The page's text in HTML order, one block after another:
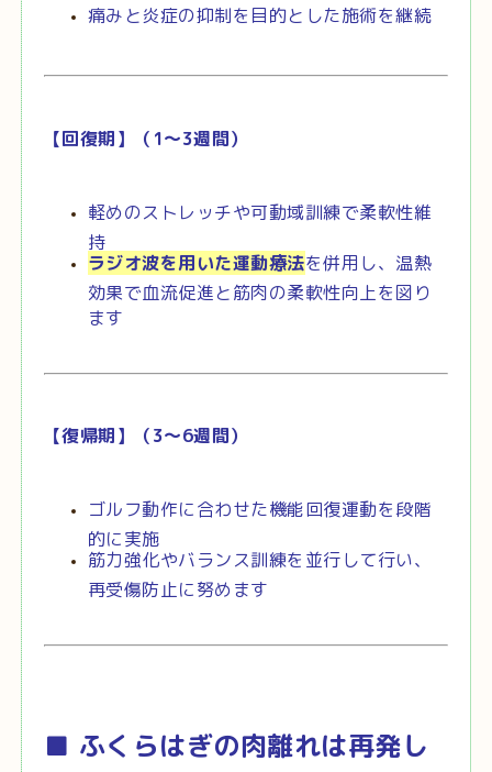
痛みと炎症の抑制を目的とした施術を継続
【回復期】（1～3週間）
軽めのストレッチや可動域訓練で柔軟性維
持
ラジオ波を用いた運動療法を併用し、温熱
効果で血流促進と筋肉の柔軟性向上を図り
ます
【復帰期】（3～6週間）
ゴルフ動作に合わせた機能回復運動を段階
的に実施
筋力強化やバランス訓練を並行して行い、
再受傷防止に努めます
■ ふくらはぎの肉離れは再発し